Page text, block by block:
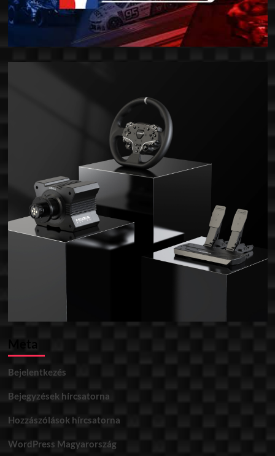
Meta
Bejelentkezés
Bejegyzések hírcsatorna
Hozzászólások hírcsatorna
WordPress Magyarország